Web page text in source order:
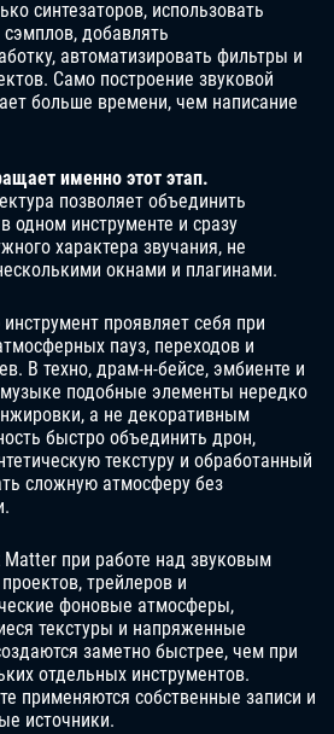
синтезаторов, использовать
добавлять
автоматизировать фильтры и
Само построение звуковой
больше времени, чем написание
именно этот этап.
позволяет объединить
одном инструменте и сразу
характера звучания, не
окнами и плагинами.
проявляет себя при
пауз, переходов и
В техно, драм-н-бейсе, эмбиенте и
подобные элементы нередко
а не декоративным
быстро объединить дрон,
текстуру и обработанный
сложную атмосферу без
при работе над звуковым
трейлеров и
фоновые атмосферы,
текстуры и напряженные
заметно быстрее, чем при
отдельных инструментов.
применяются собственные записи и
источники.